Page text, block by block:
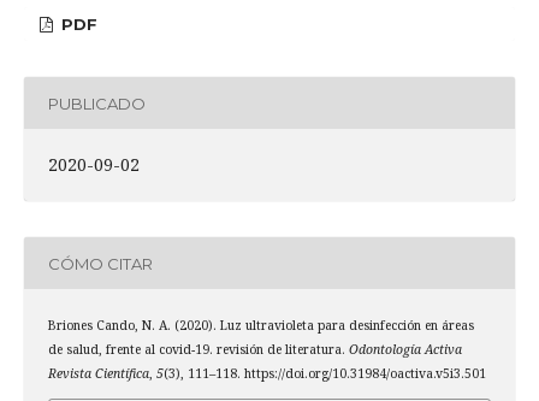
PDF
PUBLICADO
2020-09-02
CÓMO CITAR
Briones Cando, N. A. (2020). Luz ultravioleta para desinfección en áreas
de salud, frente al covid-19. revisión de literatura. Odontología Activa
Revista Científica, 5(3), 111–118. https://doi.org/10.31984/oactiva.v5i3.501